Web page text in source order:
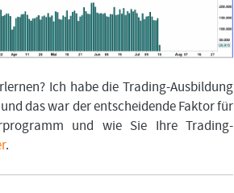
Ich habe die Trading-Ausbildung
das war der entscheidende Faktor für
und wie Sie Ihre Trading-
.